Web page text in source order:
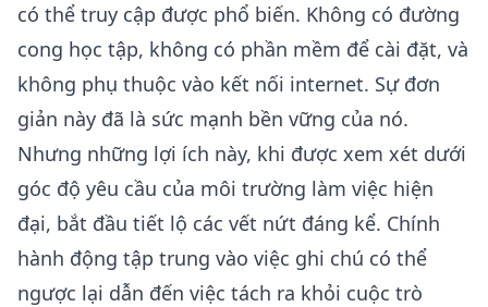
có thể truy cập được phổ biến. Không có đường
cong học tập, không có phần mềm để cài đặt, và
không phụ thuộc vào kết nối internet. Sự đơn
giản này đã là sức mạnh bền vững của nó.
Nhưng những lợi ích này, khi được xem xét dưới
góc độ yêu cầu của môi trường làm việc hiện
đại, bắt đầu tiết lộ các vết nứt đáng kể. Chính
hành động tập trung vào việc ghi chú có thể
ngược lại dẫn đến việc tách ra khỏi cuộc trò